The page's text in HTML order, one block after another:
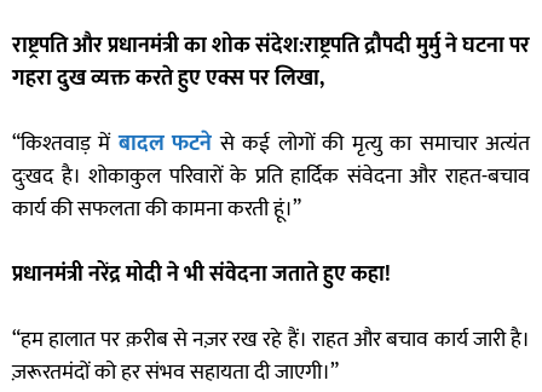
राष्ट्रपति और प्रधानमंत्री का शोक संदेश:राष्ट्रपति द्रौपदी मुर्मु ने घटना पर
गहरा दुख व्यक्त करते हुए एक्स पर लिखा,
“किश्तवाड़ में बादल फटने से कई लोगों की मृत्यु का समाचार अत्यंत
दुःखद है। शोकाकुल परिवारों के प्रति हार्दिक संवेदना और राहत-बचाव
कार्य की सफलता की कामना करती हूं।”
प्रधानमंत्री नरेंद्र मोदी ने भी संवेदना जताते हुए कहा!
“हम हालात पर क़रीब से नज़र रख रहे हैं। राहत और बचाव कार्य जारी है।
ज़रूरतमंदों को हर संभव सहायता दी जाएगी।”